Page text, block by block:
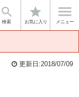

検索
star
お気に入り

メニュー
更新日:2018/07/09